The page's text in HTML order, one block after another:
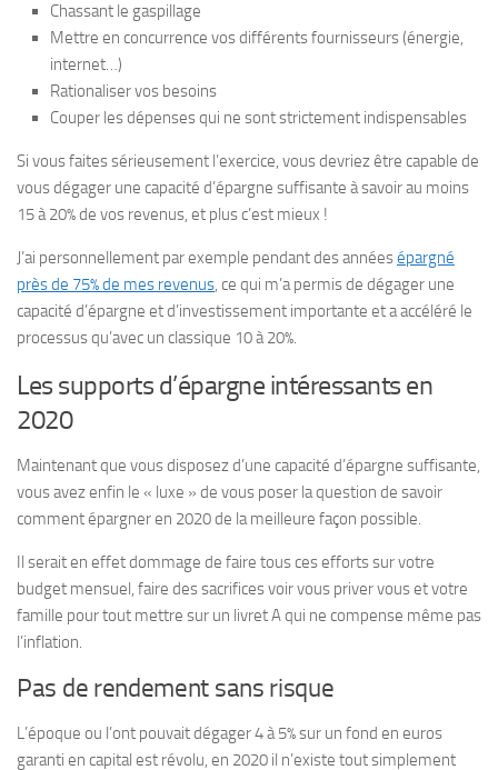
Chassant le gaspillage
Mettre en concurrence vos différents fournisseurs (énergie,
internet…)
Rationaliser vos besoins
Couper les dépenses qui ne sont strictement indispensables
Si vous faites sérieusement l’exercice, vous devriez être capable de
vous dégager une capacité d’épargne suffisante à savoir au moins
15 à 20% de vos revenus, et plus c’est mieux !
J’ai personnellement par exemple pendant des annéesépargné
près de 75% de mes revenus, ce qui m’a permis de dégager une
capacité d’épargne et d’investissement importante et a accéléré le
processus qu’avec un classique 10 à 20%.
Les supports d’épargne intéressants en
2020
Maintenant que vous disposez d’une capacité d’épargne suffisante,
vous avez enfin le « luxe » de vous poser la question de savoir
comment épargner en 2020 de la meilleure façon possible.
Il serait en effet dommage de faire tous ces efforts sur votre
budget mensuel, faire des sacrifices voir vous priver vous et votre
famille pour tout mettre sur un livret A qui ne compense même pas
l’inflation.
Pas de rendement sans risque
L’époque ou l’ont pouvait dégager 4 à 5% sur un fond en euros
garanti en capital est révolu, en 2020 il n’existe tout simplement